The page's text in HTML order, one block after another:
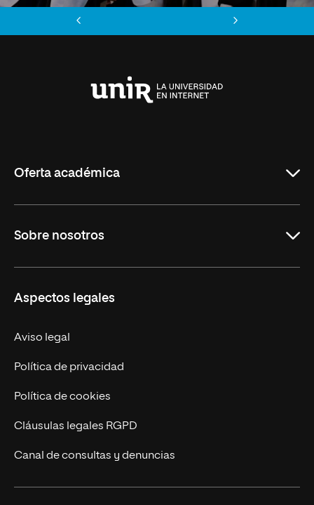
Oferta académica
Formación Continua
Carreras
Sobre nosotros
Trabaja en UNIR
Actualidad
Contáctanos
Aspectos legales
Aviso legal
Política de privacidad
Política de cookies
Cláusulas legales RGPD
Canal de consultas y denuncias